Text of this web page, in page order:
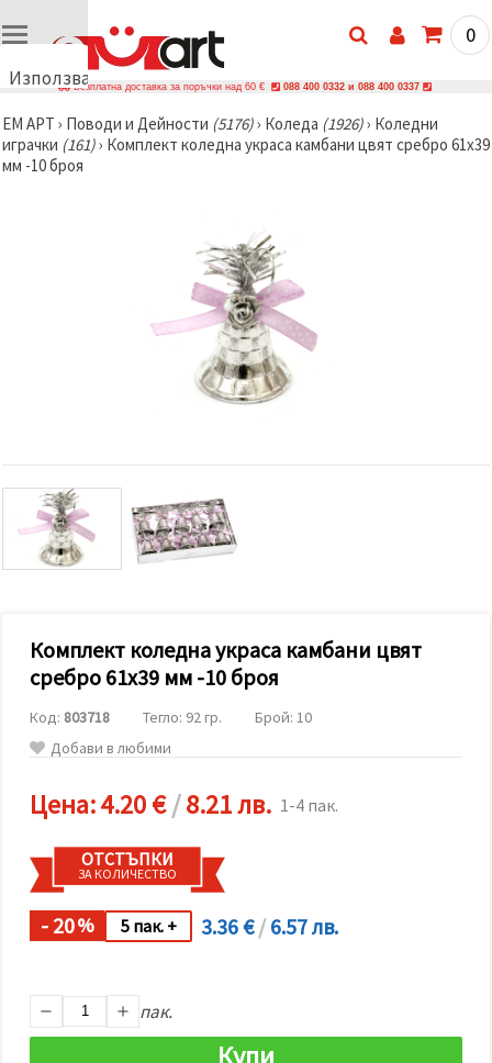
Използваме
🍪
Използваме
бисквитки
показваме
релевантно
съдържание
и реклами,
включително
с помощта
маркетинг.
Можеш да
съгласиш
използваме
като
"Приеми
всички!"
или да
посочиш
предпочитанията
дадения
"бисквитки"
0
Безплатна доставка за поръчки над 60 € 088 400 0332 и 088 400 0337
ЕМ АРТ › Поводи и Дейности (5176)› Коледа (1926)› Коледни
играчки (161)› Комплект коледна украса камбани цвят сребро 61x39
мм -10 броя
Комплект коледна украса камбани цвят
сребро 61x39 мм -10 броя
Код: 803718 Тегло: 92 гр.
Брой: 10
Добави в любими
Цена:4.20 €/8.21 лв. 1-4 пак.
ОТСТЪПКИ
ЗА КОЛИЧЕСТВО
- 20% 5 пак. + 3.36 €/6.57 лв.
пак.
Купи